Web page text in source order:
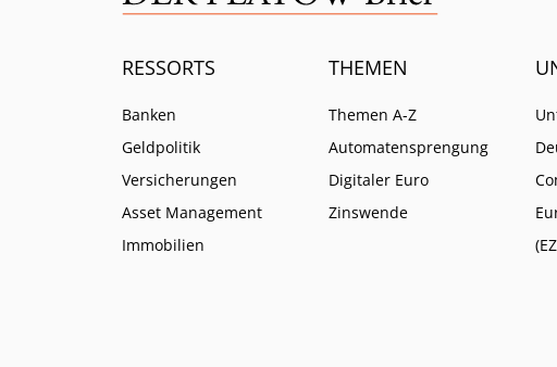
RESSORTS
Banken
Geldpolitik
Versicherungen
Asset Management
Immobilien
THEMEN
Themen A-Z
Automatensprengung
Digitaler Euro
Zinswende